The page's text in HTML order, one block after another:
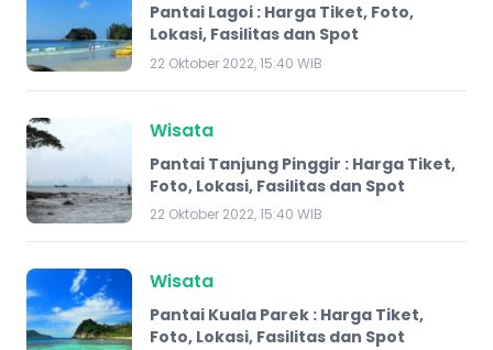
Pantai Lagoi : Harga Tiket, Foto,
Lokasi, Fasilitas dan Spot
22 Oktober 2022, 15:40 WIB
Wisata
Pantai Tanjung Pinggir : Harga Tiket,
Foto, Lokasi, Fasilitas dan Spot
22 Oktober 2022, 15:40 WIB
Wisata
Pantai Kuala Parek : Harga Tiket,
Foto, Lokasi, Fasilitas dan Spot